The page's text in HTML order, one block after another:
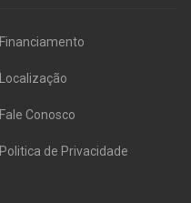
Financiamento
Localização
Fale Conosco
Politica de Privacidade